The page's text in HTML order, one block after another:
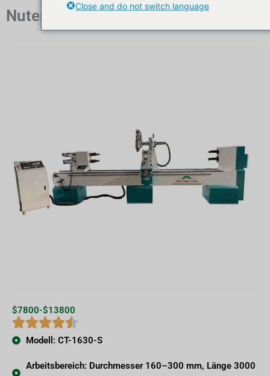
Nutenfräsen für Holzarbeiten
$7800-$13800
Modell: CT-1630-S
Arbeitsbereich: Durchmesser 160–300 mm, Länge 3000
Close and do not switch language